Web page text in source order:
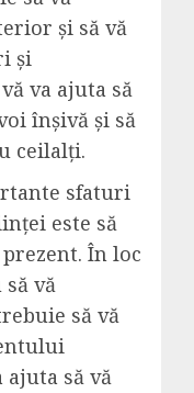
și să vă
și
va ajuta să
înșivă și să
ceilalți.
sfaturi
este să
În loc
vă
să vă
ajuta să vă